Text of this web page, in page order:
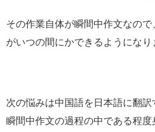
その作業自体が瞬間中作文なの
がいつの間にかできるようになり
次の悩みは中国語を日本語に翻
瞬間中作文の過程の中である程度